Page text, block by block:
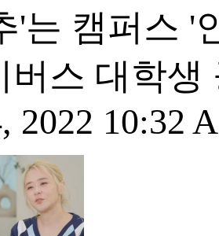
'는 캠퍼스 '
버스 대학
2022 10:32